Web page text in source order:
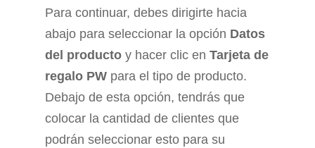
Para continuar, debes dirigirte hacia
abajo para seleccionar la opción Datos
del producto y hacer clic en Tarjeta de
regalo PW para el tipo de producto.
Debajo de esta opción, tendrás que
colocar la cantidad de clientes que
podrán seleccionar esto para su